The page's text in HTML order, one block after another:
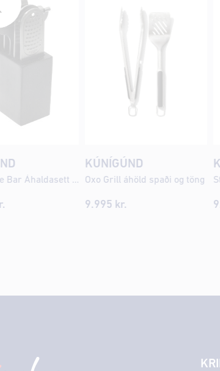
Microplane Bar Áhaldasett Svart
KÚNÍGÚND
Oxo Grill áhöld spaði og töng
9.995 kr.